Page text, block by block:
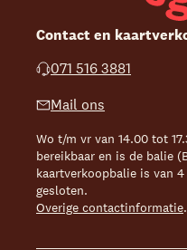
Contact en
071 516 3881
Mail ons
Wo t/m vr van 14.00 tot
bereikbaar en is de balie
kaartverkoopbalie is van
gesloten.
Overige contactinformatie.